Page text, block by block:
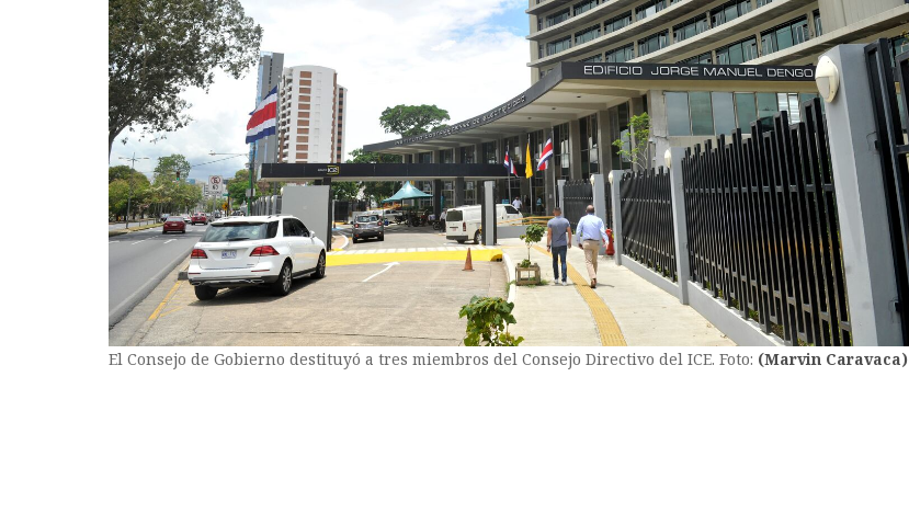
El Consejo de Gobierno destituyó a tres miembros del Consejo Directivo del ICE. Foto: (Marvin Caravaca)